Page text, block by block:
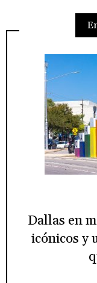
Dallas en
icónicos y